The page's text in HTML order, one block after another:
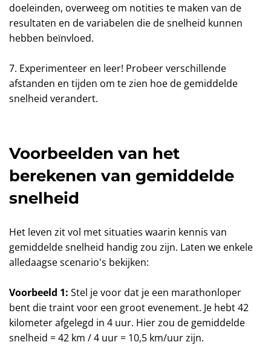
doeleinden, overweeg om notities te maken van de
resultaten en de variabelen die de snelheid kunnen
hebben beïnvloed.
7. Experimenteer en leer! Probeer verschillende
afstanden en tijden om te zien hoe de gemiddelde
snelheid verandert.
Voorbeelden van het
berekenen van gemiddelde
snelheid
Het leven zit vol met situaties waarin kennis van
gemiddelde snelheid handig zou zijn. Laten we enkele
alledaagse scenario's bekijken:
Voorbeeld 1: Stel je voor dat je een marathonloper
bent die traint voor een groot evenement. Je hebt 42
kilometer afgelegd in 4 uur. Hier zou de gemiddelde
snelheid = 42 km / 4 uur = 10,5 km/uur zijn.